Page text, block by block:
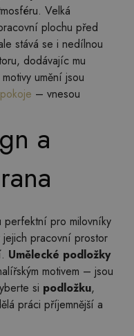
Velká
plochu před
stává se i nedílnou
dodávajíc mu
umění jsou
– vnesou
a
perfektní pro milovníky
pracovní prostor
Umělecké podložky
motivem – jsou
si podložku,
práci příjemnější a